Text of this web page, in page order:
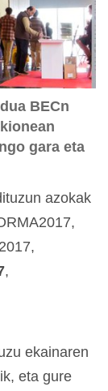
BECn
gara eta
azokak
,
ekainaren
eta gure